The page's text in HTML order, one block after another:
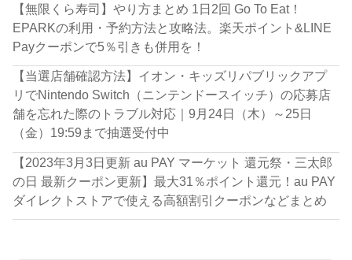
【無限くら寿司】やり方まとめ 1日2回 Go To Eat！
EPARKの利用・予約方法と攻略法。楽天ポイント&LINE
Payクーポンで5％引きも併用を！
【当選店舗確認方法】イオン・キッズリパブリックアプ
リでNintendo Switch（ニンテンドースイッチ）の応募店
舗を忘れた際のトラブル対応｜9月24日（木）～25日
（金）19:59まで抽選受付中
【2023年3月3日更新 au PAY マーケット 還元祭・三太郎
の日 最新クーポン更新】最大31％ポイント還元！au PAY
ダイレクトストアで使える高額割引クーポンなどまとめ